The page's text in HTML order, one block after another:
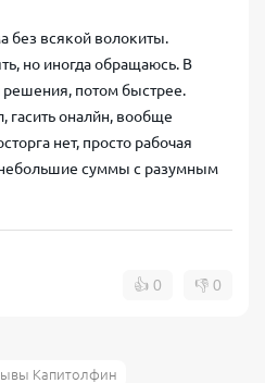
без всякой волокиты.
но иногда обращаюсь. В
потом быстрее.
гасить оналйн, вообще
нет, просто рабочая
суммы с разумным
👍 0 👎 0
Капитолфин